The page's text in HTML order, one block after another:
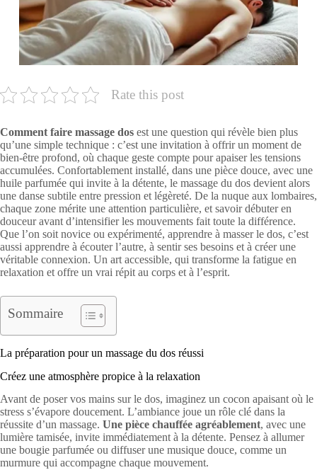
Rate this post
Comment faire massage dos est une question qui révèle bien plus
qu’une simple technique : c’est une invitation à offrir un moment de
bien-être profond, où chaque geste compte pour apaiser les tensions
accumulées. Confortablement installé, dans une pièce douce, avec une
huile parfumée qui invite à la détente, le massage du dos devient alors
une danse subtile entre pression et légèreté. De la nuque aux lombaires,
chaque zone mérite une attention particulière, et savoir débuter en
douceur avant d’intensifier les mouvements fait toute la différence.
Que l’on soit novice ou expérimenté, apprendre à masser le dos, c’est
aussi apprendre à écouter l’autre, à sentir ses besoins et à créer une
véritable connexion. Un art accessible, qui transforme la fatigue en
relaxation et offre un vrai répit au corps et à l’esprit.
Sommaire
La préparation pour un massage du dos réussi
Créez une atmosphère propice à la relaxation
Avant de poser vos mains sur le dos, imaginez un cocon apaisant où le
stress s’évapore doucement. L’ambiance joue un rôle clé dans la
réussite d’un massage. Une pièce chauffée agréablement, avec une
lumière tamisée, invite immédiatement à la détente. Pensez à allumer
une bougie parfumée ou diffuser une musique douce, comme un
murmure qui accompagne chaque mouvement.